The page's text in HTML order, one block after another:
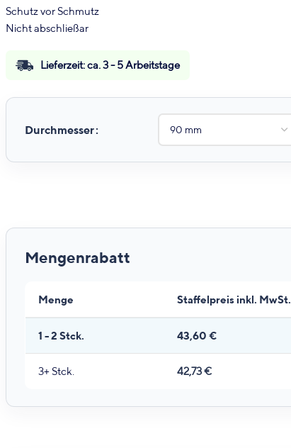
Schutz vor Schmutz
Nicht abschließar
Lieferzeit:ca. 3 - 5 Arbeitstage
Durchmesser
Menge Staffelpreis inkl. MwSt.
1 - 2 Stck. 43,60 €
3+ Stck. 42,73€